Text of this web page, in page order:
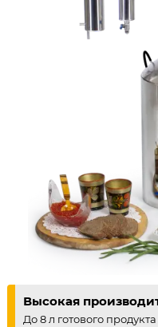
Высокая
До 8 л готового